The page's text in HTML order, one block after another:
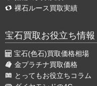
裸石ルース買取実績
宝石買取お役立ち情報
宝石(色石)買取価格相場
金プラチナ買取価格
とってもお役立ちコラム